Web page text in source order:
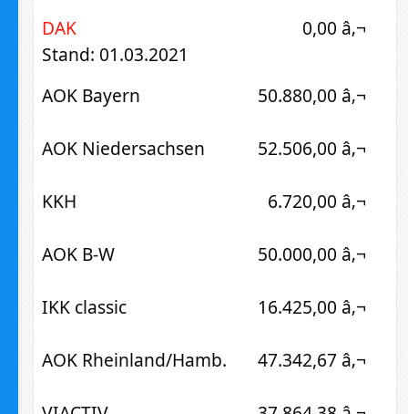
DAK
0,00 â‚¬
Stand: 01.03.2021
AOK Bayern
50.880,00 â‚¬
AOK Niedersachsen 52.506,00 â‚¬
KKH 6.720,00 â‚¬
AOK B-W 50.000,00 â‚¬
IKK classic 16.425,00 â‚¬
AOK Rheinland/Hamb. 47.342,67 â‚¬